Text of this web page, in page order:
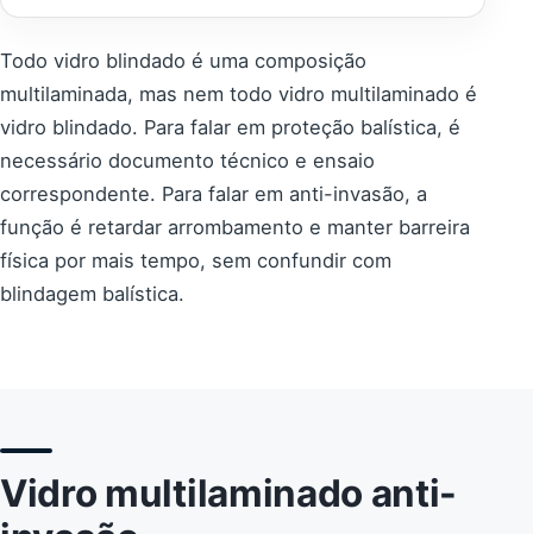
Todo vidro blindado é uma composição
multilaminada, mas nem todo vidro multilaminado é
vidro blindado. Para falar em proteção balística, é
necessário documento técnico e ensaio
correspondente. Para falar em anti-invasão, a
função é retardar arrombamento e manter barreira
física por mais tempo, sem confundir com
blindagem balística.
Vidro multilaminado anti-